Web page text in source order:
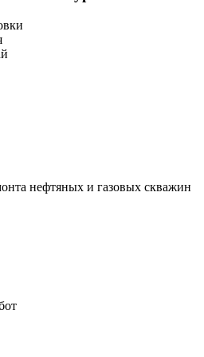
нефтяных и газовых скважин